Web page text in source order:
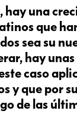
hay una
que
sea su
hay
caso
y que por
de las